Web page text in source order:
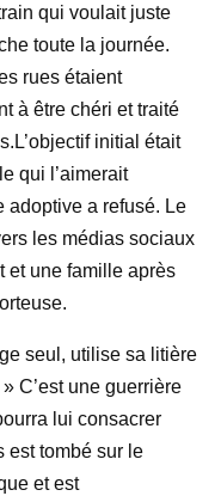
qui voulait juste
toute la journée.
rues étaient
à être chéri et traité
initial était
qui l’aimerait
adoptive a refusé. Le
les médias sociaux
et une famille après
seul, utilise sa litière
C’est une guerrière
lui consacrer
est tombé sur le
et est